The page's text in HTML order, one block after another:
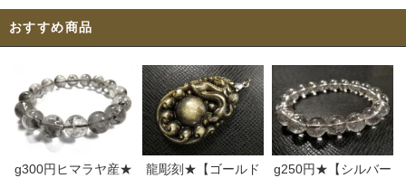
おすすめ商品
g300円ヒマラヤ産★
龍彫刻★【ゴールド
g250円★【シルバー